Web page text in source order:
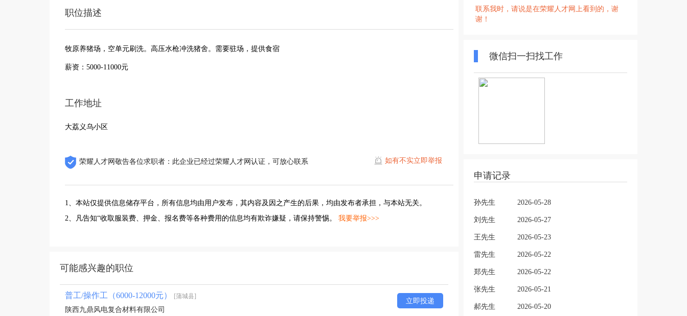
职位描述
牧原养猪场，空单元刷洗。高压水枪冲洗猪舍。需要驻场，提供食宿
薪资：5000-11000元
工作地址
大荔义乌小区
荣耀人才网敬告各位求职者：此企业已经过荣耀人才网认证，可放心联系 如有不实立即举报
1、本站仅提供信息储存平台，所有信息均由用户发布，其内容及因之产生的后果，均由发布者承担，与本站无关。
2、凡告知“收取服装费、押金、报名费等各种费用的信息均有欺诈嫌疑，请保持警惕。 我要举报>>>
可能感兴趣的职位
普工/操作工（6000-12000元） [蒲城县]
立即投递
陕西九鼎风电复合材料有限公司
联系我时，请说是在荣耀人才网上看到的，谢
谢！
微信扫一扫找工作
申请记录
孙先生 2026-05-28
刘先生 2026-05-27
王先生 2026-05-23
雷先生 2026-05-22
郑先生 2026-05-22
张先生 2026-05-21
郝先生 2026-05-20